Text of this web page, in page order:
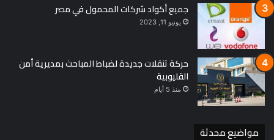
جميع أكواد شركات المحمول في مصر
يونيو 11, 2023
حركة تنقلات جديدة لضباط المباحث بمديرية أمن
القليوبية
منذ 5 أيام
مواضيع محدثة